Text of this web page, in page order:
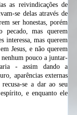
as reivindicações de
se delas através de
ser honestas, porém
mas querem
interessa, mas querem
Jesus, e não querem
pouco a juntar-
- assim dando a
aparências externas
se a dar ao seu
e enquanto ele